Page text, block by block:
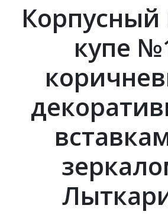
купе